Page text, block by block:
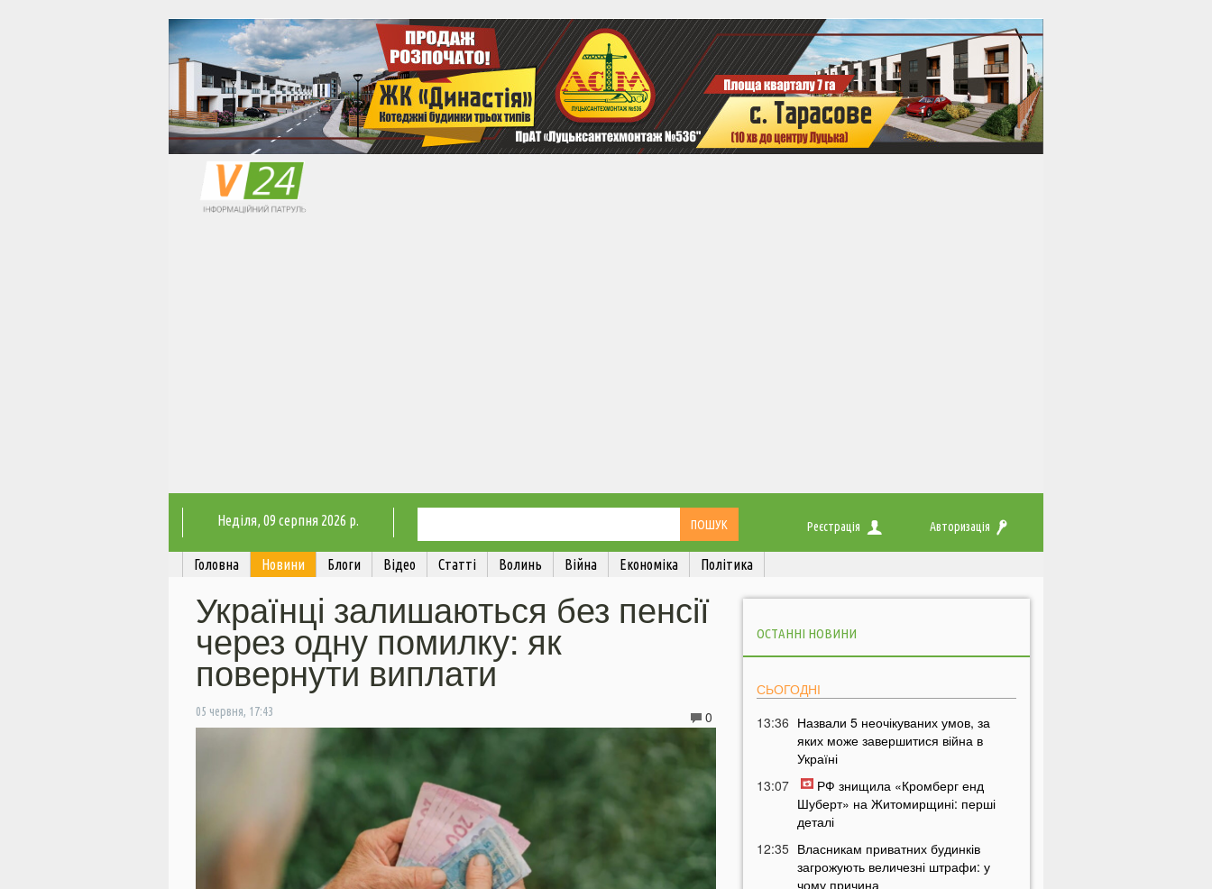
Неділя, 09 серпня 2026 р. Реєстрація Авторизація
Головна Новини Блоги Відео Статті Волинь Війна Економіка Політика
Українці залишаються без пенсії
через одну помилку: як
повернути виплати
05 червня, 17:43 0
ОСТАННІ НОВИНИ
СЬОГОДНІ
13:36 Назвали 5 неочікуваних умов, за
яких може завершитися війна в
Україні
13:07
РФ знищила «Кромберг енд
Шуберт» на Житомирщині: перші
деталі
12:35 Власникам приватних будинків
загрожують величезні штрафи: у
чому причина